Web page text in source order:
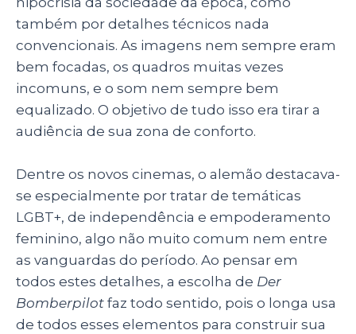
também por detalhes técnicos nada
convencionais. As imagens nem sempre eram
bem focadas, os quadros muitas vezes
incomuns, e o som nem sempre bem
equalizado. O objetivo de tudo isso era tirar a
audiência de sua zona de conforto.
Dentre os novos cinemas, o alemão destacava-
se especialmente por tratar de temáticas
LGBT+, de independência e empoderamento
feminino, algo não muito comum nem entre
as vanguardas do período. Ao pensar em
todos estes detalhes, a escolha de Der
Bomberpilot faz todo sentido, pois o longa usa
de todos esses elementos para construir sua